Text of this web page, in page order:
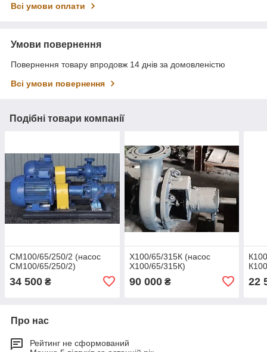
Всі умови оплати
Умови повернення
Повернення товару впродовж 14 днів за домовленістю
Всі умови повернення
Подібні товари компанії
СМ100/65/250/2 (насос
СМ100/65/250/2)
34 500 ₴
Х100/65/315К (насос
Х100/65/315К)
90 000₴ 22
Про нас
Рейтинг не сформований